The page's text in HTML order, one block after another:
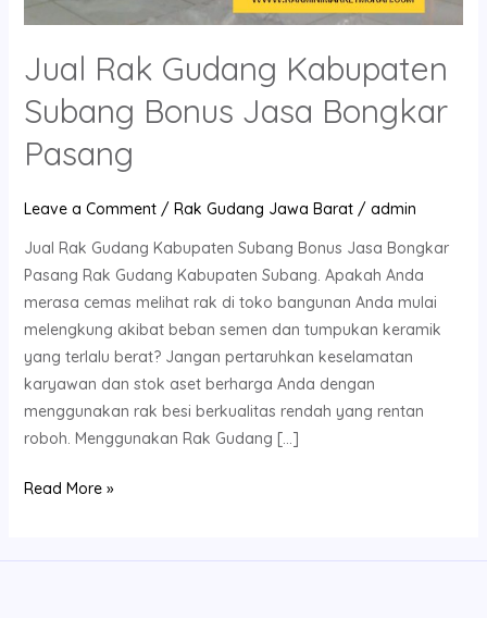
Jual Rak Gudang Kabupaten
Subang Bonus Jasa Bongkar
Pasang
Leave a Comment / Rak Gudang Jawa Barat/ admin
Jual Rak Gudang Kabupaten Subang Bonus Jasa Bongkar
Pasang Rak Gudang Kabupaten Subang. Apakah Anda
merasa cemas melihat rak di toko bangunan Anda mulai
melengkung akibat beban semen dan tumpukan keramik
yang terlalu berat? Jangan pertaruhkan keselamatan
karyawan dan stok aset berharga Anda dengan
menggunakan rak besi berkualitas rendah yang rentan
roboh. Menggunakan Rak Gudang […]
Read More »